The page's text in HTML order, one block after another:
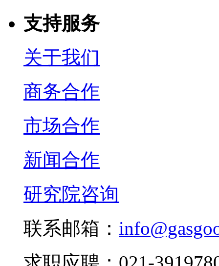
支持服务
关于我们
商务合作
市场合作
新闻合作
研究院咨询
联系邮箱：